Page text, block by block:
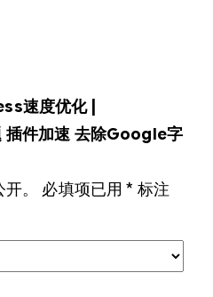
速度优化 |
件加速 去除Google字
。
必填项已用* 标注